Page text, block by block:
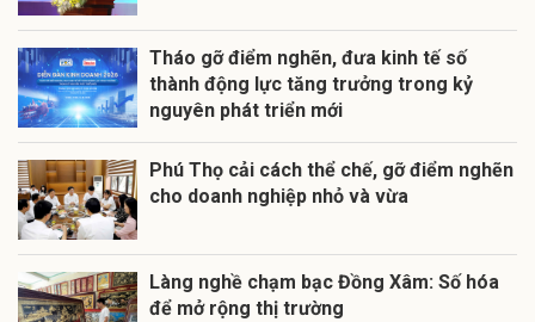
Tháo gỡ điểm nghẽn, đưa kinh tế số
thành động lực tăng trưởng trong kỷ
nguyên phát triển mới
Phú Thọ cải cách thể chế, gỡ điểm nghẽn
cho doanh nghiệp nhỏ và vừa
Làng nghề chạm bạc Đồng Xâm: Số hóa
để mở rộng thị trường